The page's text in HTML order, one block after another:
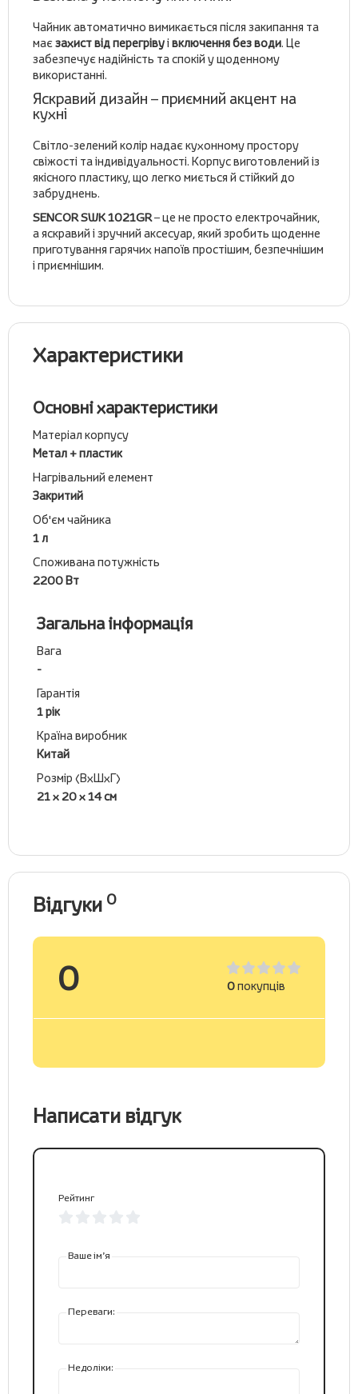
Чайник автоматично вимикається після закипання та
маєзахист від перегрівуі включення без води. Це
забезпечує надійність та спокій у щоденному
використанні.
Яскравий дизайн – приємний акцент на
кухні
Світло-зелений колір надає кухонному простору
свіжості та індивідуальності. Корпус виготовлений із
якісного пластику, що легко миється й стійкий до
забруднень.
SENCOR SWK 1021GR– це не просто електрочайник,
а яскравий і зручний аксесуар, який зробить щоденне
приготування гарячих напоїв простішим, безпечнішим
і приємнішим.
Характеристики
Основні характеристики
Матеріал корпусу
Метал + пластик
Нагрівальний елемент
Закритий
Об'єм чайника
1 л
Споживана потужність
2200 Вт
Загальна інформація
Вага
-
Гарантія
1 рік
Країна виробник
Китай
Розмір (ВхШхГ)
21 x 20 x 14 см
Відгуки 0
0 0покупців
Написати відгук
Рейтинг
Ваше ім’я
Переваги:
Недоліки: